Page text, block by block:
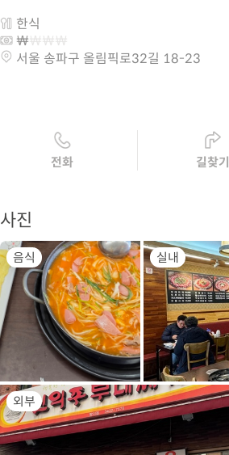
한식
서울 송파구 올림픽로32길 18-23
전화 길찾기
사진
음식 실내
외부